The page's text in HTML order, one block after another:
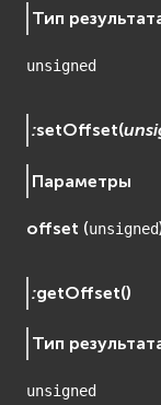
Тип
unsigned
:setOffset(
Параметры
offset (unsigned
:getOffset()
Тип
unsigned